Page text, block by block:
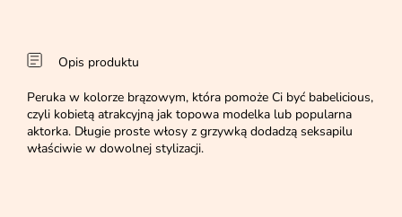
Opis produktu
Peruka w kolorze brązowym, która pomoże Ci być babelicious,
czyli kobietą atrakcyjną jak topowa modelka lub popularna
aktorka. Długie proste włosy z grzywką dodadzą seksapilu
właściwie w dowolnej stylizacji.